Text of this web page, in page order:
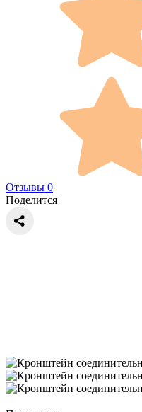
Отзывы 0
Поделится